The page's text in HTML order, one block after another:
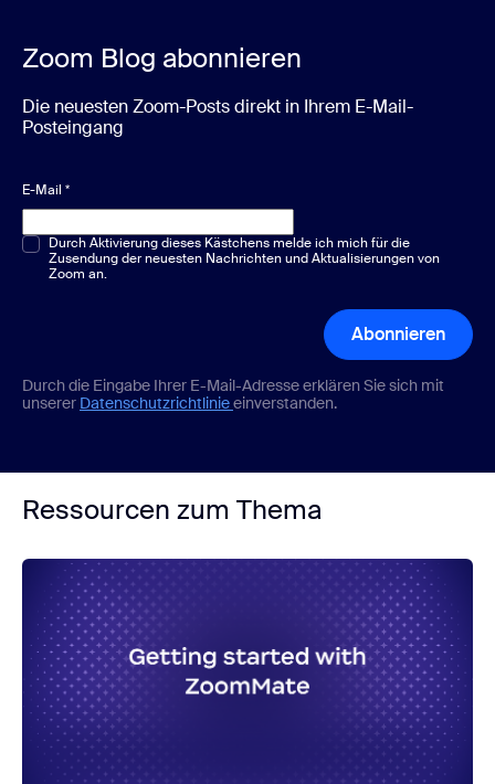
Zoom Blog abonnieren
Die neuesten Zoom-Posts direkt in Ihrem E-Mail-
Posteingang
E-Mail *
Multiple-Choice oder Single-Choice*
Durch Aktivierung dieses Kästchens melde ich mich für die
Zusendung der neuesten Nachrichten und Aktualisierungen von
Zoom an.
Abonnieren
Durch die Eingabe Ihrer E-Mail-Adresse erklären Sie sich mit
unserer Datenschutzrichtlinieeinverstanden.
Ressourcen zum Thema